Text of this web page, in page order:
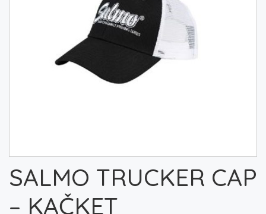
SALMO TRUCKER CAP
– KAČKET